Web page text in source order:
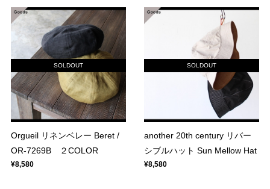
SOLDOUT
Orgueil リネンベレー Beret /
OR-7269B ２COLOR
¥8,580
SOLDOUT
another 20th century リバー
シブルハット Sun Mellow Hat
¥8,580